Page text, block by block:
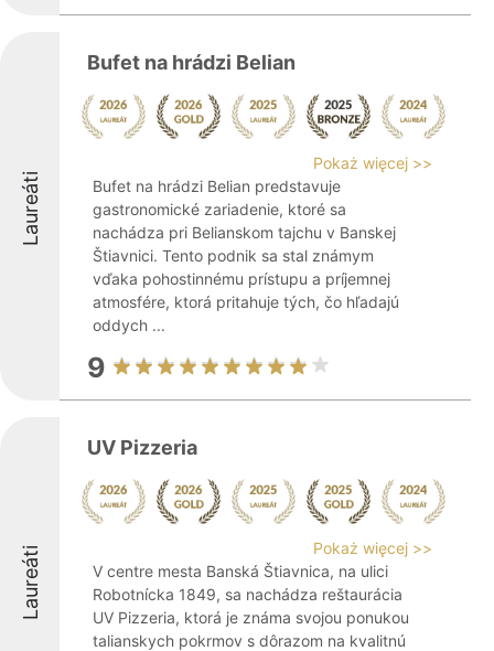
Laureáti
Bufet na hrádzi Belian
Pokaż więcej >>
Bufet na hrádzi Belian predstavuje
gastronomické zariadenie, ktoré sa
nachádza pri Belianskom tajchu v Banskej
Štiavnici. Tento podnik sa stal známym
vďaka pohostinnému prístupu a príjemnej
atmosfére, ktorá pritahuje tých, čo hľadajú
oddych ...
9
Laureáti
UV Pizzeria
Pokaż więcej >>
V centre mesta Banská Štiavnica, na ulici
Robotnícka 1849, sa nachádza reštaurácia
UV Pizzeria, ktorá je známa svojou ponukou
talianskych pokrmov s dôrazom na kvalitnú